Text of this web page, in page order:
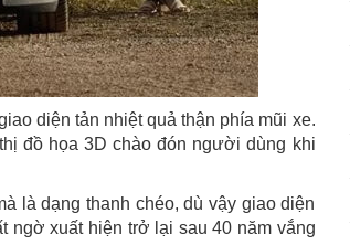
diện tản nhiệt quả thận phía mũi xe.
đồ họa 3D chào đón người dùng khi
là dạng thanh chéo, dù vậy giao diện
ngờ xuất hiện trở lại sau 40 năm vắng